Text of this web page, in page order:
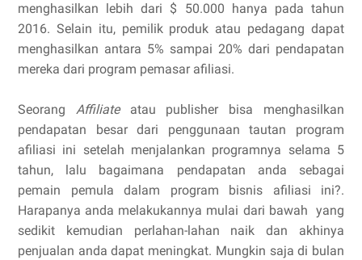
menghasilkan lebih dari $ 50.000 hanya pada tahun
2016. Selain itu, pemilik produk atau pedagang dapat
menghasilkan antara 5% sampai 20% dari pendapatan
mereka dari program pemasar afiliasi.
Seorang Affiliateatau publisher bisa menghasilkan
pendapatan besar dari penggunaan tautan program
afiliasi ini setelah menjalankan programnya selama 5
tahun, lalu bagaimana pendapatan anda sebagai
pemain pemula dalam program bisnis afiliasi ini?.
Harapanya anda melakukannya mulai dari bawah yang
sedikit kemudian perlahan-lahan naik dan akhinya
penjualan anda dapat meningkat. Mungkin saja di bulan